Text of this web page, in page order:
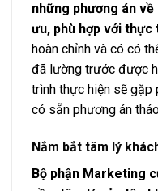
những phương án
ưu, phù hợp với thực
hoàn chỉnh và có có
đã lường trước được
trình thực hiện sẽ gặp
có sẵn phương án
Nắm bắt tâm lý
Bộ phận Marketing